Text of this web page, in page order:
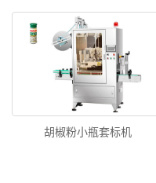
胡椒粉小瓶套标机